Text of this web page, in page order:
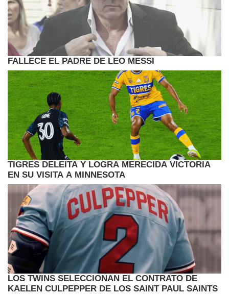
FALLECE EL PADRE DE LEO MESSI
TIGRES DELEITA Y LOGRA MERECIDA VICTORIA
EN SU VISITA A MINNESOTA
LOS TWINS SELECCIONAN EL CONTRATO DE
KAELEN CULPEPPER DE LOS SAINT PAUL SAINTS